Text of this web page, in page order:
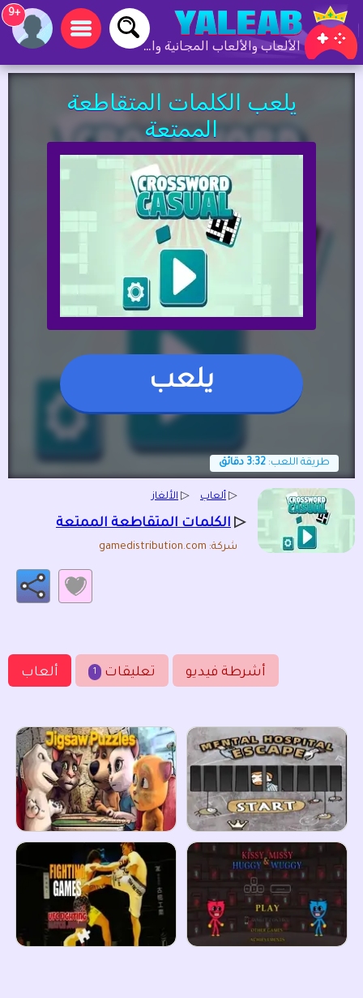
الألعاب والألعاب المجانية والألعاب عبر الإنترنت
+9
يلعب الكلمات المتقاطعة
الممتعة
يلعب
طريقة اللعب: 3:32 دقائق
▷ ألعاب ▷ الألغاز
▷ الكلمات المتقاطعة الممتعة
شركة: gamedistribution.com
ألعاب 1 تعليقات أشرطة فيديو